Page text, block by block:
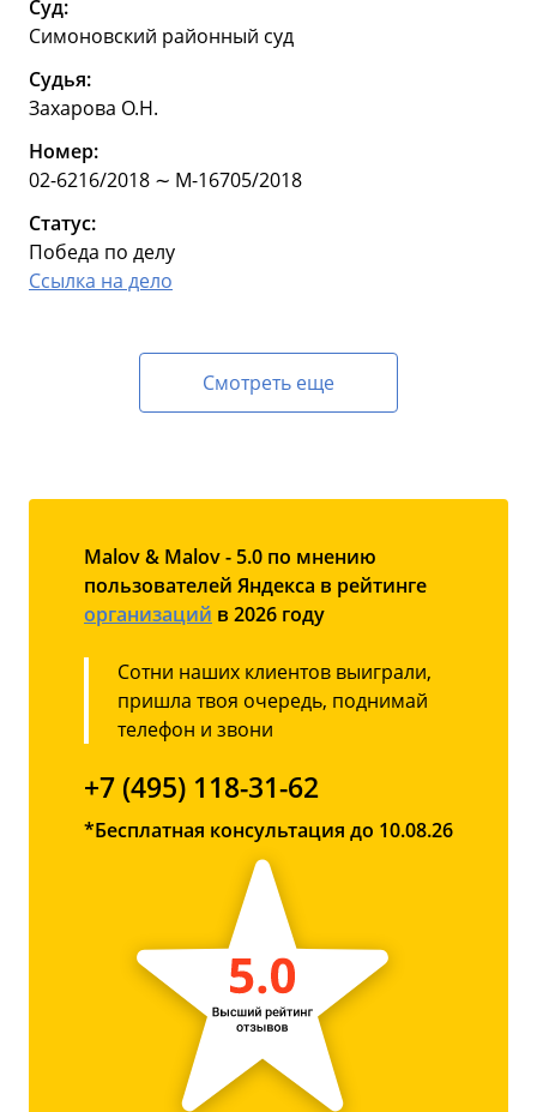
Суд:
Симоновский районный суд
Судья:
Захарова О.Н.
Номер:
02-6216/2018 ∼ М-16705/2018
Статус:
Победа по делу
Ссылка на дело
Смотреть еще
Malov & Malov - 5.0 по мнению
пользователей Яндекса в рейтинге
организаций в 2026 году
Сотни наших клиентов выиграли,
пришла твоя очередь, поднимай
телефон и звони
+7 (495) 118-31-62
*Бесплатная консультация до 10.08.26